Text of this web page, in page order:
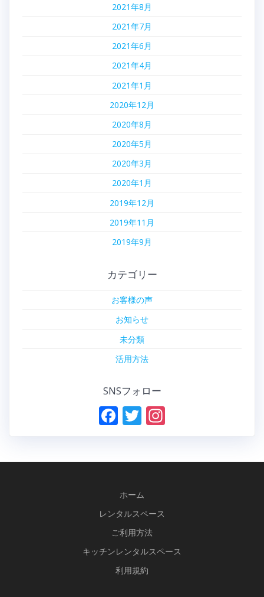
2021年8月
2021年7月
2021年6月
2021年4月
2021年1月
2020年12月
2020年8月
2020年5月
2020年3月
2020年1月
2019年12月
2019年11月
2019年9月
カテゴリー
お客様の声
お知らせ
未分類
活用方法
SNSフォロー
F
o
o
k
T
ホーム
レンタルスペース
ご利用方法
キッチンレンタルスペース
利用規約